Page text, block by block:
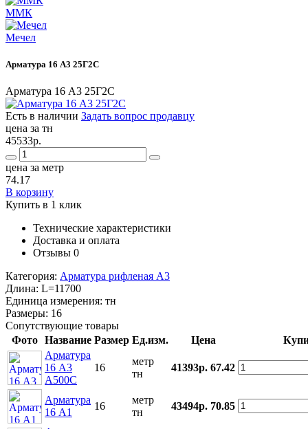
ММК
Мечел
Арматура 16 А3 25Г2С
Арматура 16 А3 25Г2С
Есть в наличии Задать вопрос продавцу
цена за тн
45533р.
цена за метр
74.17
В корзину
Купить в 1 клик
Технические характеристики
Доставка и оплата
Отзывы 0
Категория: Арматура рифленая А3
Длина: L=11700
Единица измерения: тн
Размеры: 16
Сопутствующие товары
Фото Название Размер Ед.изм. Цена
Арматура
16 А3
А500С
16
метр
тн
41393р. 67.42
Арматура
16 А1
16
метр
тн
43494р. 70.85